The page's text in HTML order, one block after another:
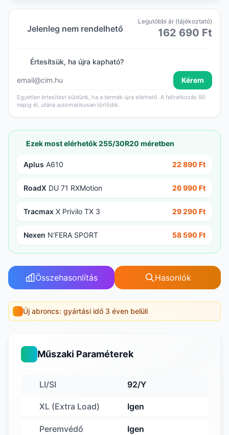
Jelenleg nem rendelhető
Legutóbbi ár (tájékoztató)
162 690 Ft
Értesítsük, ha újra kapható?
Kérem
Egyetlen értesítést küldünk, ha a termék újra elérhető. A feliratkozás 90
napig él, utána automatikusan törlődik.
Ezek most elérhetők 255/30R20 méretben
Aplus A610 22 890 Ft
RoadX DU 71 RXMotion 26 990 Ft
Tracmax X Privilo TX 3 29 290 Ft
Nexen N'FERA SPORT 58 590 Ft
Összehasonlítás Hasonlók
Új abroncs: gyártási idő 3 éven belüli
Műszaki Paraméterek
LI/SI 92/Y
XL (Extra Load) Igen
Peremvédő Igen